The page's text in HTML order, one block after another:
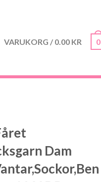
VARUKORG / 0.00 KR 0
Dam